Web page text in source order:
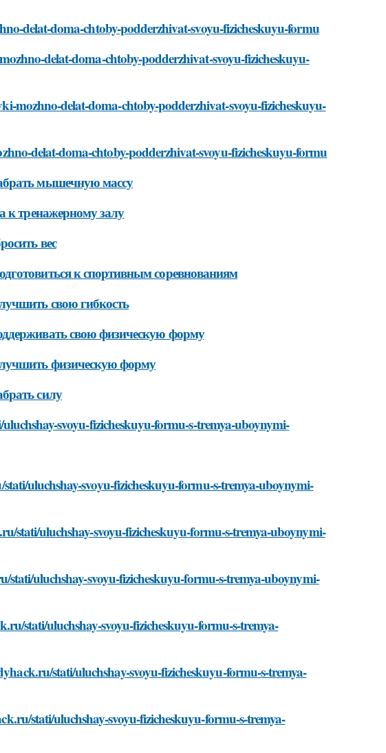
delat-doma-chtoby-podderzhivat-svoyu-fizicheskuyu-formu
delat-doma-chtoby-podderzhivat-svoyu-fizicheskuyu-
mozhno-delat-doma-chtoby-podderzhivat-svoyu-fizicheskuyu-
delat-doma-chtoby-podderzhivat-svoyu-fizicheskuyu-formu
мышечную массу
к тренажерному залу
вес
к спортивным соревнованиям
свою гибкость
свою физическую форму
физическую форму
силу
svoyu-fizicheskuyu-formu-s-tremya-uboynymi-
uluchshay-svoyu-fizicheskuyu-formu-s-tremya-uboynymi-
stati/uluchshay-svoyu-fizicheskuyu-formu-s-tremya-uboynymi-
uluchshay-svoyu-fizicheskuyu-formu-s-tremya-uboynymi-
stati/uluchshay-svoyu-fizicheskuyu-formu-s-tremya-
stati/uluchshay-svoyu-fizicheskuyu-formu-s-tremya-
stati/uluchshay-svoyu-fizicheskuyu-formu-s-tremya-